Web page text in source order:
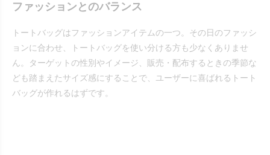
ファッションとのバランス
トートバッグはファッションアイテムの一つ。その日のファッシ
ョンに合わせ、トートバッグを使い分ける方も少なくありませ
ん。ターゲットの性別やイメージ、販売・配布するときの季節な
ども踏まえたサイズ感にすることで、ユーザーに喜ばれるトート
バッグが作れるはずです。